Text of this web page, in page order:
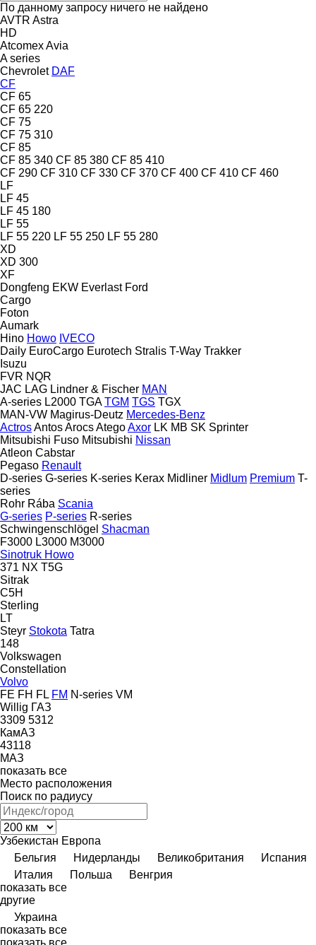
По данному запросу ничего не найдено
AVTR Astra
HD
AtcomexAvia
A series
Chevrolet DAF
CF
CF 65
CF 65 220
CF 75
CF 75 310
CF 85
CF 85 340 CF 85 380 CF 85 410
CF 290 CF 310 CF 330 CF 370 CF 400 CF 410 CF 460
LF
LF 45
LF 45 180
LF 55
LF 55 220 LF 55 250 LF 55 280
XD
XD 300
XF
Dongfeng EKW Everlast Ford
Cargo
Foton
Aumark
Hino Howo IVECO
Daily EuroCargo Eurotech Stralis T-Way Trakker
Isuzu
FVR NQR
JAC LAG Lindner & Fischer MAN
A-series L2000 TGA TGM TGS TGX
MAN-VW Magirus-Deutz Mercedes-Benz
ActrosAntosArocsAtegoAxor LK MB SK Sprinter
Mitsubishi Fuso Mitsubishi Nissan
Atleon Cabstar
Pegaso Renault
D-series G-series K-series Kerax Midliner Midlum Premium T-
series
Rohr Rába Scania
G-series P-series R-series
Schwingenschlögel Shacman
F3000 L3000 M3000
Sinotruk Howo
371 NX T5G
Sitrak
C5H
Sterling
LT
Steyr Stokota Tatra
148
Volkswagen
Constellation
Volvo
FE FH FL FM N-series VM
Willig ГАЗ
3309 5312
КамАЗ
43118
МАЗ
показать все
Место расположения
Поиск по радиусу
Узбекистан Европа
Бельгия
Нидерланды Великобритания
Испания
Италия
Польша
Венгрия
показать все
другие
Украина
показать все
показать все